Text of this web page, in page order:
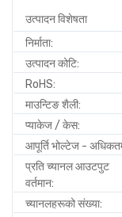
उत्पादन विशेषता
निर्माता:
उत्पादन कोटि:
RoHS:
माउन्टिङ शैली:
प्याकेज / केस:
आपूर्ति भोल्टेज -
प्रति च्यानल आउटपुट
वर्तमान:
च्यानलहरूको संख्या: